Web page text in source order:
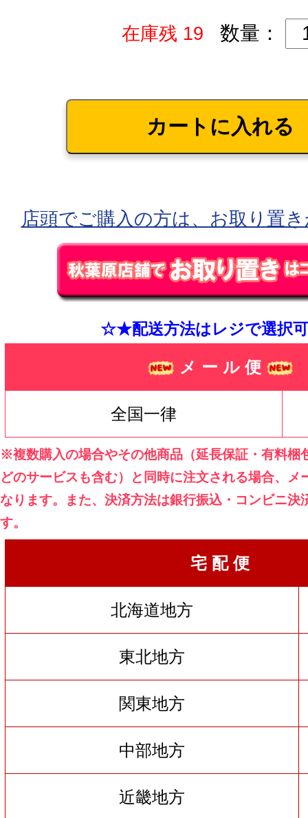
在庫残 19 数量：
店頭でご購入の方は、お取り置
☆★配送方法はレジで選択
メ ー ル 便
全国一律
※複数購入の場合やその他商品（延長保証・有料梱
どのサービスも含む）と同時に注文される場合、メ
なります。また、決済方法は銀行振込・コンビニ決
す。
宅 配 便
北海道地方
東北地方
関東地方
中部地方
近畿地方